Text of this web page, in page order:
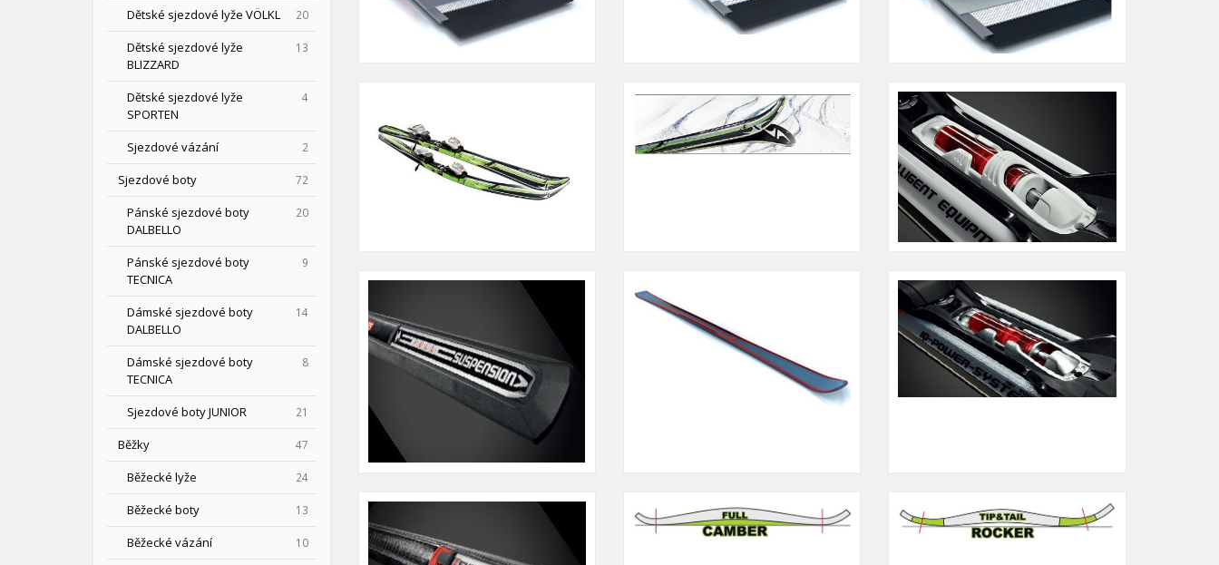
Dětské sjezdové lyže VÖLKL 20
Dětské sjezdové lyže
BLIZZARD
13
Dětské sjezdové lyže
SPORTEN
4
Sjezdové vázání 2
Sjezdové boty 72
Pánské sjezdové boty
DALBELLO
20
Pánské sjezdové boty
TECNICA
9
Dámské sjezdové boty
DALBELLO
14
Dámské sjezdové boty
TECNICA
8
Sjezdové boty JUNIOR 21
Běžky 47
Běžecké lyže 24
Běžecké boty 13
Běžecké vázání 10